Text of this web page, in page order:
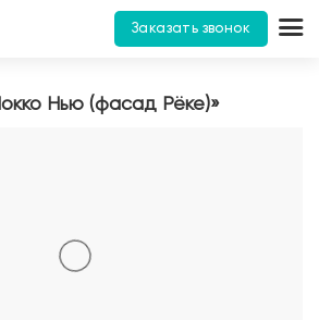
Заказать звонок
Нью (фасад Рёке)»